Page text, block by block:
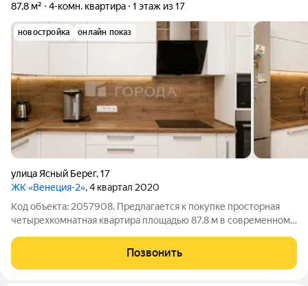
87,8 м² 4-комн. квартира 1 этаж из 17
новостройка онлайн показ
улица Ясный Берег,17
ЖК «Венеция-2», 4 квартал 2020
Код объекта: 2057908. Предлагается к покупке просторная
четырехкомнатная квартира площадью 87,8 м в современном
расположена на первом этаже дома 2020 года постройки и
станет отличным вариантом
Позвонить